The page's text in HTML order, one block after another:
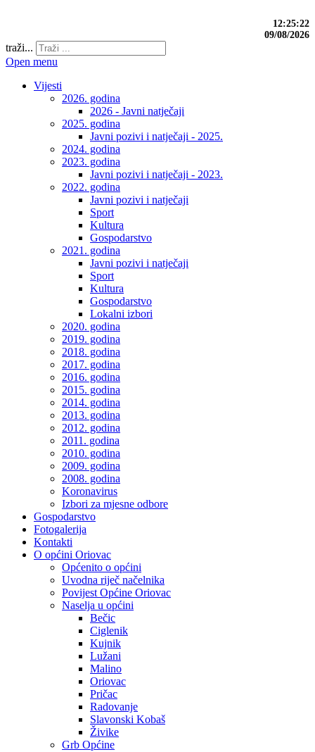
12:25:23
09/08/2026
traži...
Open menu
Vijesti
2026. godina
2026 - Javni natječaji
2025. godina
Javni pozivi i natječaji - 2025.
2024. godina
2023. godina
Javni pozivi i natječaji - 2023.
2022. godina
Javni pozivi i natječaji
Sport
Kultura
Gospodarstvo
2021. godina
Javni pozivi i natječaji
Sport
Kultura
Gospodarstvo
Lokalni izbori
2020. godina
2019. godina
2018. godina
2017. godina
2016. godina
2015. godina
2014. godina
2013. godina
2012. godina
2011. godina
2010. godina
2009. godina
2008. godina
Koronavirus
Izbori za mjesne odbore
Gospodarstvo
Fotogalerija
Kontakti
O općini Oriovac
Općenito o općini
Uvodna riječ načelnika
Povijest Općine Oriovac
Naselja u općini
Bečic
Ciglenik
Kujnik
Lužani
Malino
Oriovac
Pričac
Radovanje
Slavonski Kobaš
Živike
Grb Općine